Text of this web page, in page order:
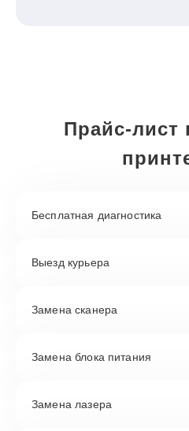
Прайс-лист
Бесплатная диагностика
Выезд курьера
Замена сканера
Замена блока питания
Замена лазера